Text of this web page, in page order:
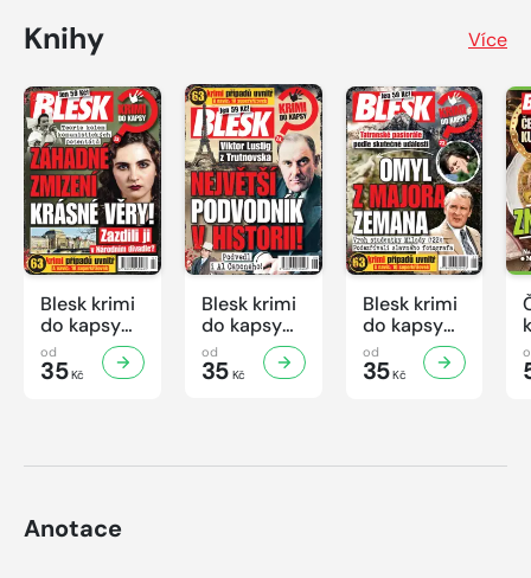
Knihy Více
Blesk krimi
do kapsy
č.7/2026
od
35Kč
Blesk krimi
do kapsy
č.6/2026
od
35Kč
Blesk krimi
do kapsy
č.5/2026
od
35Kč
Anotace